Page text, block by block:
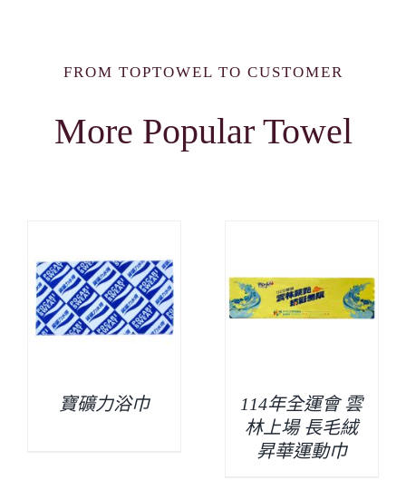
FROM TOPTOWEL TO CUSTOMER
More Popular Towel
寶礦力浴巾
114年全運會 雲
林上場 長毛絨
昇華運動巾